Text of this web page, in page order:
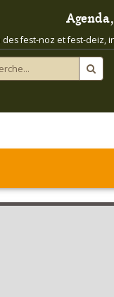
des fest-noz et fest-deiz,